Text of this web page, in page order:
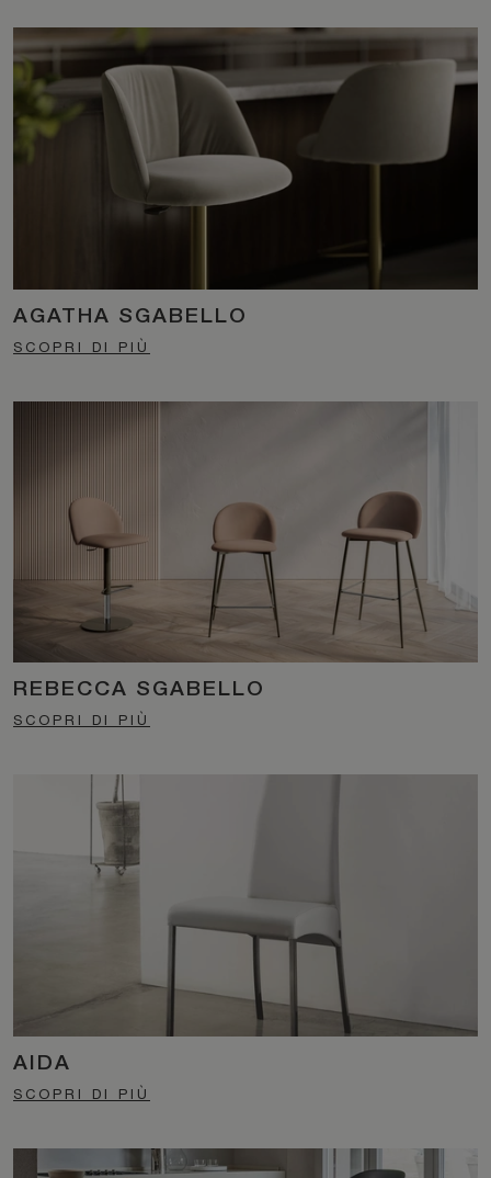
AGATHA SGABELLO
SCOPRI DI PIÙ
REBECCA SGABELLO
SCOPRI DI PIÙ
AIDA
SCOPRI DI PIÙ